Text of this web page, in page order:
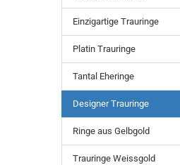
Einzigartige Trauringe
Platin Trauringe
Tantal Eheringe
Designer Trauringe
Ringe aus Gelbgold
Trauringe Weissgold